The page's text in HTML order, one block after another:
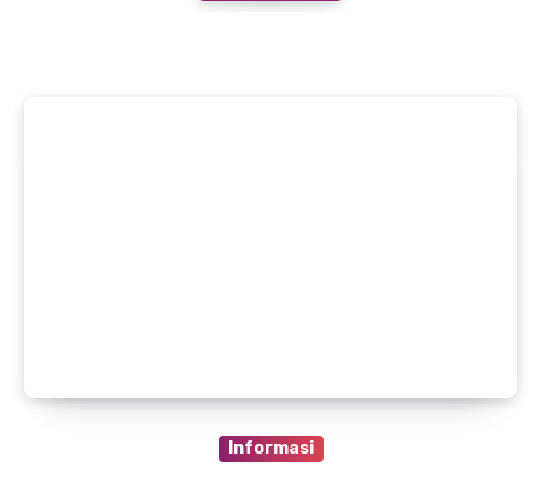
Informasi